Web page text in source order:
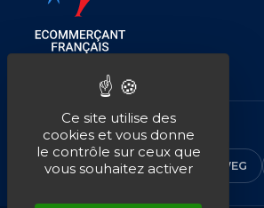
NOS MARQUES
CEMER ALMO ABB WEG
Ce site utilise des
cookies et vous donne
le contrôle sur ceux que
vous souhaitez activer